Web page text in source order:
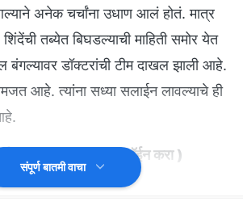
अनेक चर्चांना उधाण आलं होतं. मात्र
तब्येत बिघडल्याची माहिती समोर येत
बंगल्यावर डॉक्टरांची टीम दाखल झाली आहे.
आहे. त्यांना सध्या सलाईन लावल्याचे ही
व्हॉट्सअ‍ॅप चॅनल जॉईन करा)
एकनाथ शिंदे आज बाहेर पडले नाहीत. त्यांनी
संपूर्ण बातमी वाचा